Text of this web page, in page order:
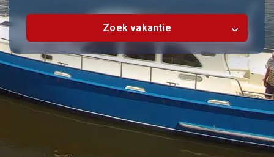
Zoek vakantie